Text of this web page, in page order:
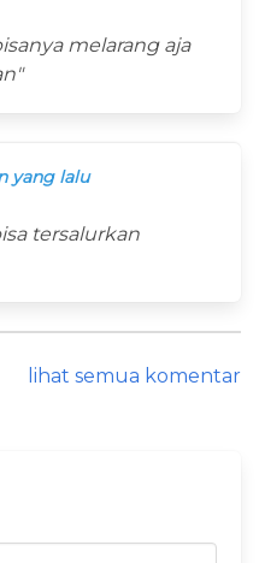
melarang aja
yang lalu
tersalurkan
lihat semua komentar